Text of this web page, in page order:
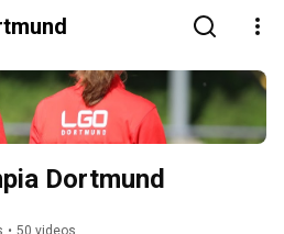
Dortmund
• 50 videos